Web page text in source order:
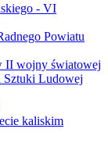
- VI
Powiatu
II wojny światowej
Ludowej
kaliskim